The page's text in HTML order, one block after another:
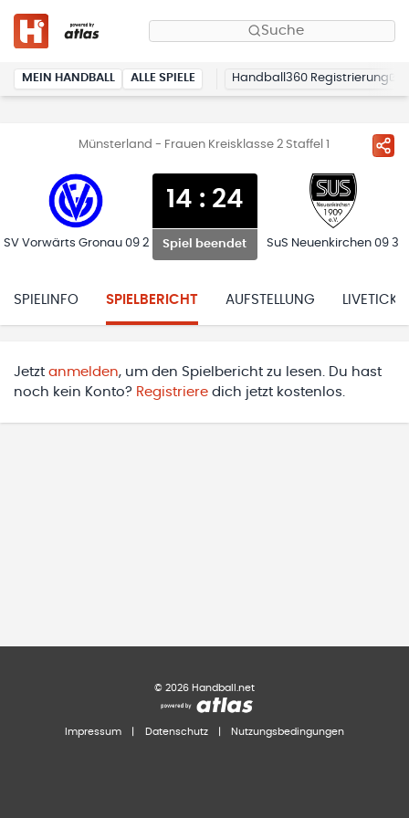
Suche
MEIN HANDBALL ALLE SPIELE Handball360 Registrierung
Münsterland - Frauen Kreisklasse 2 Staffel 1
SV Vorwärts Gronau 09 2
14 : 24
Spiel beendet SuS Neuenkirchen 09 3
SPIELINFO SPIELBERICHT AUFSTELLUNG
Jetzt anmelden, um den Spielbericht zu lesen. Du hast
noch kein Konto? Registriere dich jetzt kostenlos.
© 2026 Handball.net
Impressum Datenschutz Nutzungsbedingungen